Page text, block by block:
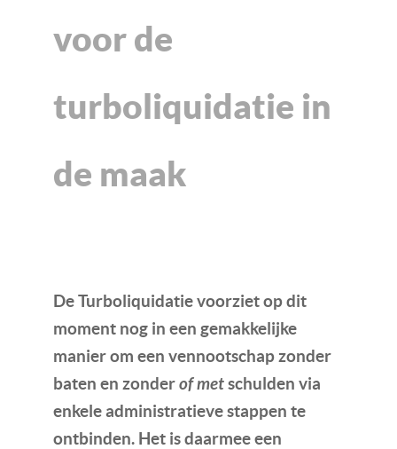
voor de
turboliquidatie in
de maak
De Turboliquidatie voorziet op dit
moment nog in een gemakkelijke
manier om een vennootschap zonder
baten en zonderof metschulden via
enkele administratieve stappen te
ontbinden. Het is daarmee een